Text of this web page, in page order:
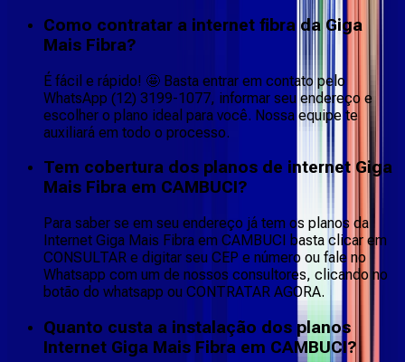
Como contratar a internet fibra da Giga
Mais Fibra?
É fácil e rápido! 🤩 Basta entrar em contato pelo
WhatsApp (12) 3199-1077, informar seu endereço e
escolher o plano ideal para você. Nossa equipe te
auxiliará em todo o processo.
Tem cobertura dos planos de internet Giga
Mais Fibra em CAMBUCI?
Para saber se em seu endereço já tem os planos da
Internet Giga Mais Fibra em CAMBUCI basta clicar em
CONSULTAR e digitar seu CEP e número ou fale no
Whatsapp com um de nossos consultores, clicando no
botão do whatsapp ou CONTRATAR AGORA.
Quanto custa a instalação dos planos
Internet Giga Mais Fibra em CAMBUCI?